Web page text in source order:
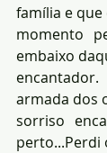
família e
momento
embaixo
armada dos
sorriso
perto...Perdi